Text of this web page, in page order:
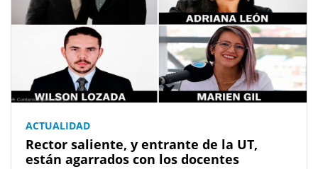
ACTUALIDAD
Rector saliente, y entrante de la UT,
están agarrados con los docentes